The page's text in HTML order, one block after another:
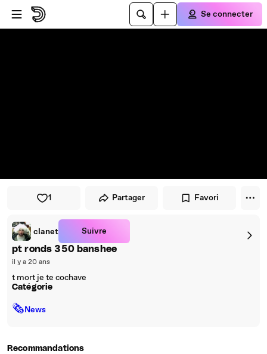
Passer au player
Passer au contenu principal
Se connecter
1 Partager Favori
clanet Suivre
pt ronds 350 banshee
il y a 20 ans
t mort je te cochave
Catégorie
🗞News
Recommandations